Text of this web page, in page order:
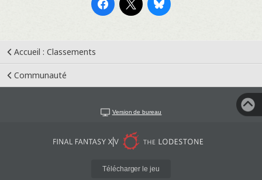
Accueil : Classements
Communauté
Version de bureau
Télécharger le jeu